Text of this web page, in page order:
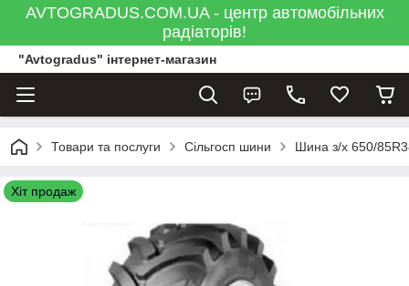
AVTOGRADUS.COM.UA - центр автомобільних
радіаторів!
"Avtogradus" інтернет-магазин
Товари та послуги Сільгосп шини Шина з/х 650/
Хіт продаж